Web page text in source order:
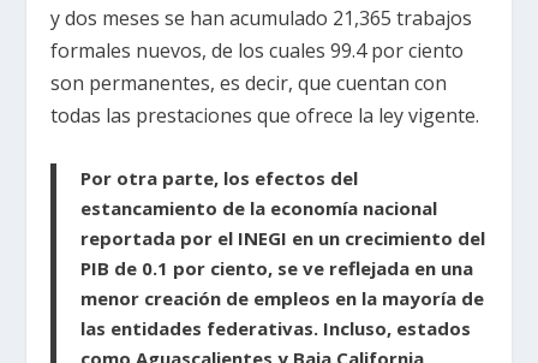
y dos meses se han acumulado 21,365 trabajos
formales nuevos, de los cuales 99.4 por ciento
son permanentes, es decir, que cuentan con
todas las prestaciones que ofrece la ley vigente.
Por otra parte, los efectos del
estancamiento de la economía nacional
reportada por el INEGI en un crecimiento del
PIB de 0.1 por ciento, se ve reflejada en una
menor creación de empleos en la mayoría de
las entidades federativas. Incluso, estados
como Aguascalientes y Baja California